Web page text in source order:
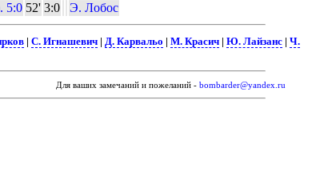
5:0 52' 3:0 Э. Лобос
| С. Игнашевич| Д. Карвальо М. Красич| Ю. Лайзанс| Ч.
Для ваших замечаний и пожеланий - bombarder@yandex.ru